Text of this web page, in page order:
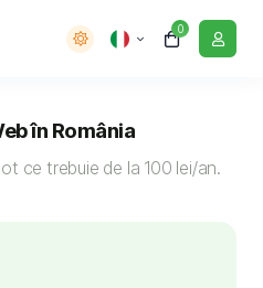
0
în România
ce trebuie de la 100 lei/an.